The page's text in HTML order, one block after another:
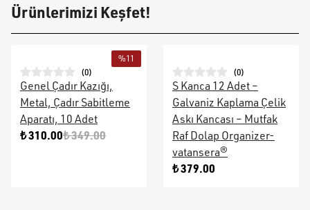
Ürünlerimizi Keşfet!
%11
(0)
Genel Çadır Kazığı,
Metal, Çadır Sabitleme
Aparatı, 10 Adet
₺ 310.00₺ 349.00
(0)
S Kanca 12 Adet –
Galvaniz Kaplama Çelik
Askı Kancası – Mutfak
Raf Dolap Organizer-
vatansera®
₺ 379.00